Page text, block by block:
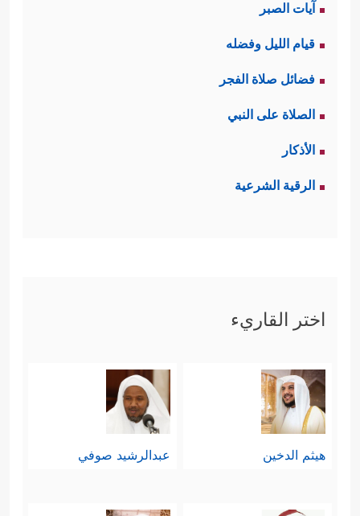
آيات الصبر
قيام الليل وفضله
فضائل صلاة الفجر
الصلاة على النبي
الأذكار
الرقية الشرعية
اختر القاريء
هيثم الدخين عبدالرشيد صوفي